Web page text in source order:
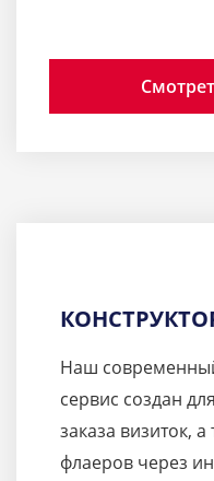
Наш
сервис создан
заказа визиток,
флаеров через